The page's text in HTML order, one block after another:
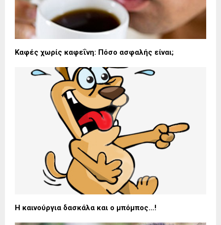
Καφές χωρίς καφεΐνη: Πόσο ασφαλής είναι;
Η καινούργια δασκάλα και ο μπόμπος…!